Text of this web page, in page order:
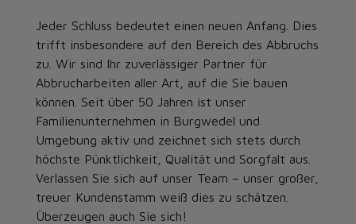
Jeder Schluss bedeutet einen neuen Anfang. Dies
trifft insbesondere auf den Bereich des Abbruchs
zu. Wir sind Ihr zuverlässiger Partner für
Abbrucharbeiten aller Art, auf die Sie bauen
können. Seit über 50 Jahren ist unser
Familienunternehmen in Burgwedel und
Umgebung aktiv und zeichnet sich stets durch
höchste Pünktlichkeit, Qualität und Sorgfalt aus.
Verlassen Sie sich auf unser Team – unser großer,
treuer Kundenstamm weiß dies zu schätzen.
Überzeugen auch Sie sich!